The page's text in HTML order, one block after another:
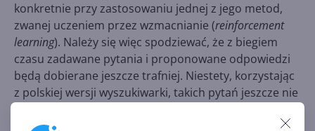
konkretnie przy zastosowaniu jednej z jego metod,
zwanej uczeniem przez wzmacnianie (reinforcement
learning). Należy się więc spodziewać, że z biegiem
czasu zadawane pytania i proponowane odpowiedzi
będą dobierane jeszcze trafniej. Niestety, korzystając
z polskiej wersji wyszukiwarki, takich pytań jeszcze nie
jest zaskoczeniem.